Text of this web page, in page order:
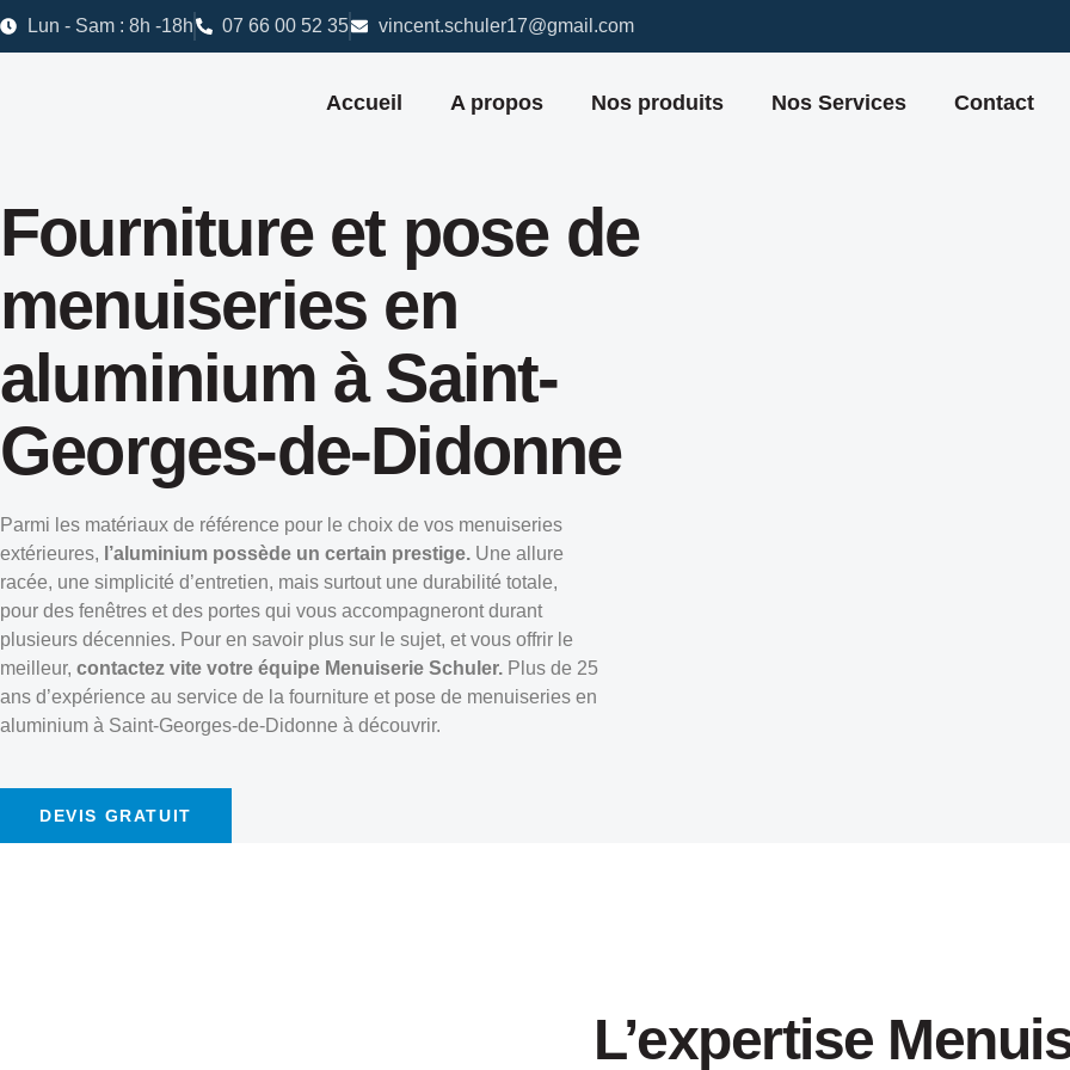
Lun - Sam : 8h -18h 07 66 00 52 35 vincent.schuler17@gmail.com
Accueil A propos Nos produits Nos Services Contact
Fourniture et pose de
menuiseries en
aluminium à Saint-
Georges-de-Didonne
Parmi les matériaux de référence pour le choix de vos menuiseries
extérieures, l’aluminium possède un certain prestige. Une allure
racée, une simplicité d’entretien, mais surtout une durabilité totale,
pour des fenêtres et des portes qui vous accompagneront durant
plusieurs décennies. Pour en savoir plus sur le sujet, et vous offrir le
meilleur, contactez vite votre équipe Menuiserie Schuler. Plus de 25
ans d’expérience au service de la fourniture et pose de menuiseries en
aluminium à Saint-Georges-de-Didonne à découvrir.
DEVIS GRATUIT
L’expertise